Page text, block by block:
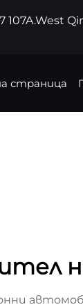
107A.West
страница